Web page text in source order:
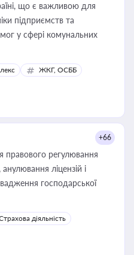
що є важливою для
підприємств та
у сфері комунальних
ЖКГ, ОСББ
+66
правового регулювання
ліцензій і
господарської
діяльність